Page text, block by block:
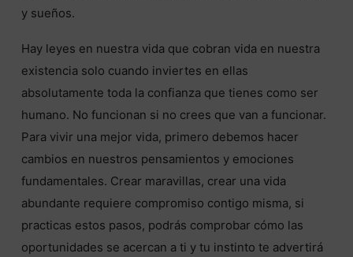
y sueños.
Hay leyes en nuestra vida que cobran vida en nuestra
existencia solo cuando inviertes en ellas
absolutamente toda la confianza que tienes como ser
humano. No funcionan si no crees que van a funcionar.
Para vivir una mejor vida, primero debemos hacer
cambios en nuestros pensamientos y emociones
fundamentales. Crear maravillas, crear una vida
abundante requiere compromiso contigo misma, si
practicas estos pasos, podrás comprobar cómo las
oportunidades se acercan a ti y tu instinto te advertirá